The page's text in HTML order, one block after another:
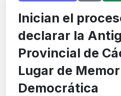
Inician el
declarar la
Provincial de
Lugar de
Democrática